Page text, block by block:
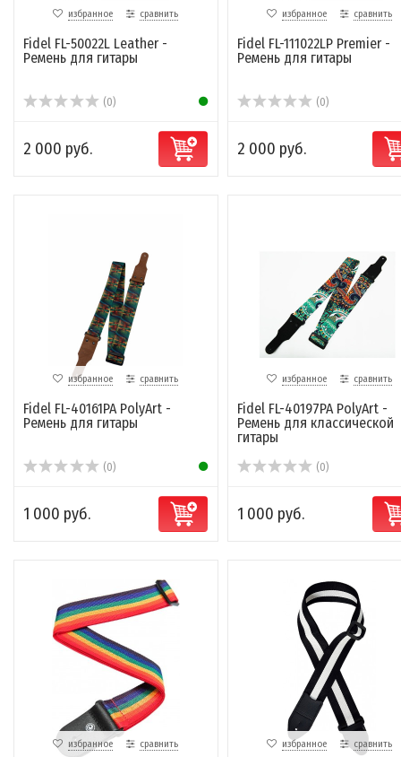
избранное сравнить
Fidel FL-50022L Leather -
Ремень для гитары
(0)
2 000 руб.
избранное сравнить
Fidel FL-111022LP Premier -
Ремень для гитары
(0)
2 000 руб.
избранное сравнить
Fidel FL-40161PA PolyArt -
Ремень для гитары
(0)
1 000 руб.
избранное сравнить
Fidel FL-40197PA PolyArt -
Ремень для классической
гитары
(0)
1 000 руб.
избранное сравнить избранное сравнить